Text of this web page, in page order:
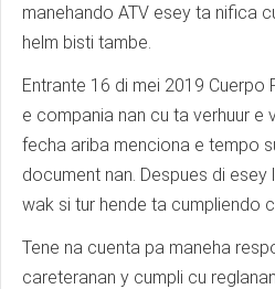
manehando ATV esey ta nifica
helm bisti tambe.
Entrante 16 di mei 2019 Cuerpo
e compania nan cu ta verhuur e
fecha ariba menciona e tempo
document nan. Despues di
wak si tur hende ta cumpliendo
Tene na cuenta pa maneha
careteranan y cumpli cu